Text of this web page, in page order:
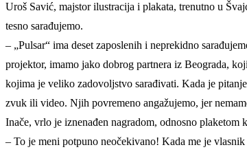
Uroš Savić, majstor ilustracija i plakata, trenutno u
tesno sarađujemo.
– „Pulsar“ ima deset zaposlenih i neprekidno
projektor, imamo jako dobrog partnera iz Beograda,
kojima je veliko zadovoljstvo sarađivati. Kada je
zvuk ili video. Njih povremeno angažujemo, jer
Inače, vrlo je iznenađen nagradom, odnosno
– To je meni potpuno neočekivano! Kada me je